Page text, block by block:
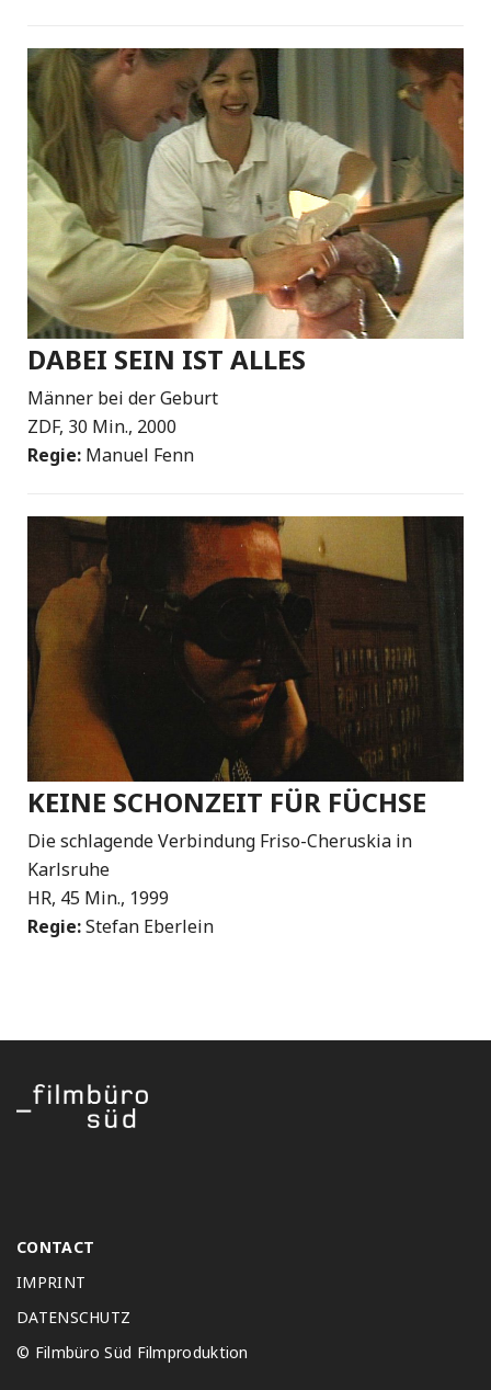
DABEI SEIN IST ALLES
Männer bei der Geburt
ZDF, 30 Min., 2000
Regie: Manuel Fenn
KEINE SCHONZEIT FÜR FÜCHSE
Die schlagende Verbindung Friso-Cheruskia in
Karlsruhe
HR, 45 Min., 1999
Regie:Stefan Eberlein
CONTACT
IMPRINT
DATENSCHUTZ
© Filmbüro Süd Filmproduktion